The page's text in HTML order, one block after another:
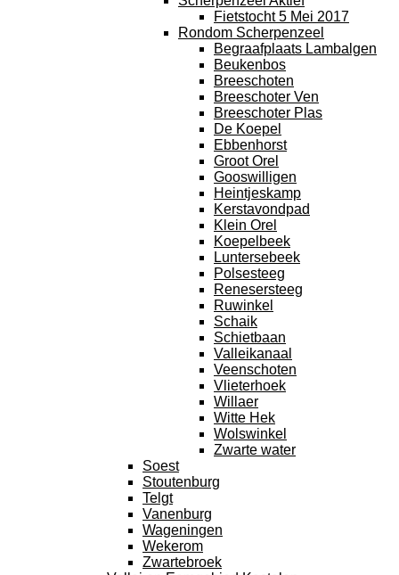
Fietstocht 5 Mei 2017
Rondom Scherpenzeel
Begraafplaats Lambalgen
Beukenbos
Breeschoten
Breeschoter Ven
Breeschoter Plas
De Koepel
Ebbenhorst
Groot Orel
Gooswilligen
Heintjeskamp
Kerstavondpad
Klein Orel
Koepelbeek
Luntersebeek
Polsesteeg
Renesersteeg
Ruwinkel
Schaik
Schietbaan
Valleikanaal
Veenschoten
Vlieterhoek
Willaer
Witte Hek
Wolswinkel
Zwarte water
Soest
Stoutenburg
Telgt
Vanenburg
Wageningen
Wekerom
Zwartebroek